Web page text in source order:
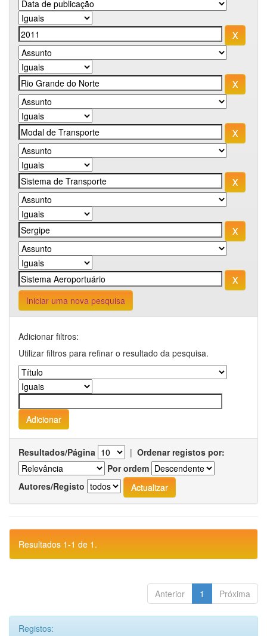
Iniciar uma nova pesquisa
Adicionar filtros:
Utilizar filtros para refinar o resultado da pesquisa.
Resultados/Página | Ordenar registos por:
Por ordem
Autores/Registo
Resultados 1-1 de 1.
Anterior 1 Próxima
Registos: